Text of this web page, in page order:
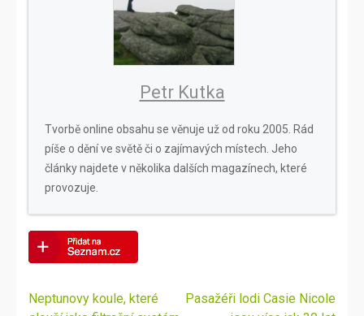
Petr Kutka
Tvorbě online obsahu se věnuje už od roku 2005. Rád
píše o dění ve světě či o zajímavých místech. Jeho
články najdete v několika dalších magazínech, které
provozuje.
Navigace
Neptunovy koule, které
Pasažéři lodi Casie Nicole